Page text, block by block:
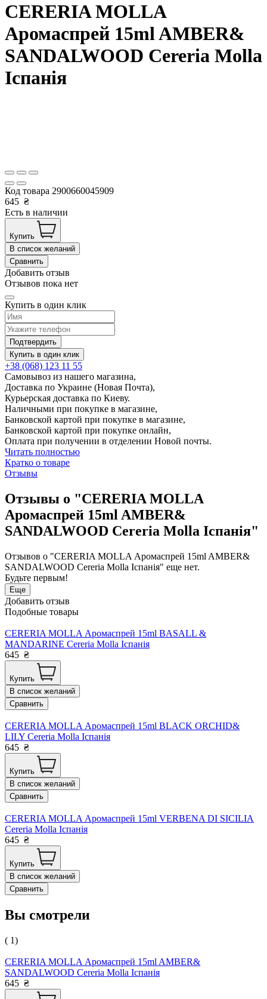
CERERIA MOLLA
Аромаспрей 15ml AMBER&
SANDALWOOD Cereria Molla
Іспанія
Код товара 2900660045909
645 ₴
Есть в наличии
Купить
В список желаний
Сравнить
Добавить отзыв
Отзывов пока нет
Купить в один клик
Подтвердить
Купить в один клик
+38 (068) 123 11 55
Самовывоз из нашего магазина,
Доставка по Украине (Новая Почта),
Курьерская доставка по Киеву.
Наличными при покупке в магазине,
Банковской картой при покупке в магазине,
Банковской картой при покупке онлайн,
Оплата при получении в отделении Новой почты.
Читать полностью
Кратко о товаре
Отзывы
Отзывы о "CERERIA MOLLA
Аромаспрей 15ml AMBER&
SANDALWOOD Cereria Molla Іспанія"
Отзывов о "CERERIA MOLLA Аромаспрей 15ml AMBER&
SANDALWOOD Cereria Molla Іспанія" еще нет.
Будьте первым!
Еще
Добавить отзыв
Подобные товары
CERERIA MOLLA Аромаспрей 15ml BASALL &
MANDARINE Cereria Molla Іспанія
645 ₴
Купить
В список желаний
Сравнить
CERERIA MOLLA Аромаспрей 15ml BLACK ORCHID&
LILY Cereria Molla Іспанія
645 ₴
Купить
В список желаний
Сравнить
CERERIA MOLLA Аромаспрей 15ml VERBENA DI SICILIA
Cereria Molla Іспанія
645 ₴
Купить
В список желаний
Сравнить
Вы смотрели
( 1)
CERERIA MOLLA Аромаспрей 15ml AMBER&
SANDALWOOD Cereria Molla Іспанія
645 ₴